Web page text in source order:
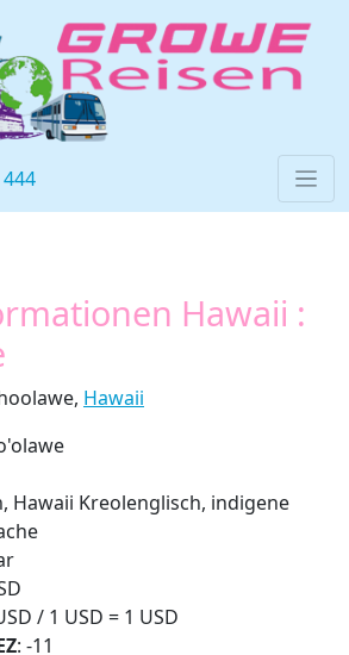
Hawaii :
Hawaii
Hawaii Kreolenglisch, indigene
/ 1 USD = 1 USD
: -11